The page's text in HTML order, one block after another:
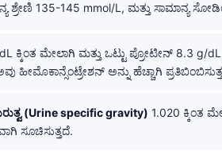
ಶ್ರೇಣಿ 135-145 mmol/L, ಮತ್ತು ಸಾಮಾನ್ಯ
ಕ್ಕಿಂತ ಮೇಲಾಗಿ ಮತ್ತು ಒಟ್ಟು ಪ್ರೋಟೀನ್ 8.3 g/
ಹೀಮೊಕಾನ್ಸೆಂಟ್ರೇಶನ್ ಅನ್ನು ಹೆಚ್ಚಾಗಿ
(Urine specific gravity) 1.020 ಕ್ಕಿಂತ
ಸೂಚಿಸುತ್ತದೆ.